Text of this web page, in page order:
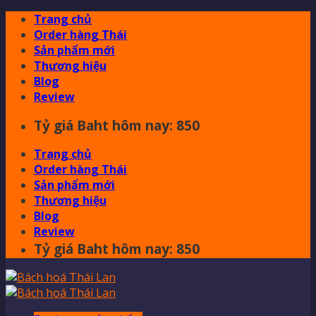
Skip
content
Trang chủ
Order hàng Thái
Sản phẩm mới
Thương hiệu
Blog
Review
Tỷ giá Baht hôm nay: 850
Trang chủ
Order hàng Thái
Sản phẩm mới
Thương hiệu
Blog
Review
Tỷ giá Baht hôm nay: 850